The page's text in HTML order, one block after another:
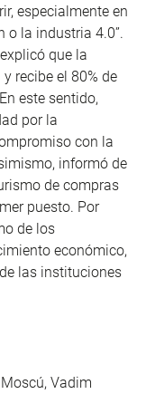
especialmente en
o la industria 4.0”.
que la
recibe el 80% de
este sentido,
por la
con la
informó de
de compras
puesto. Por
de los
económico,
las instituciones
Vadim